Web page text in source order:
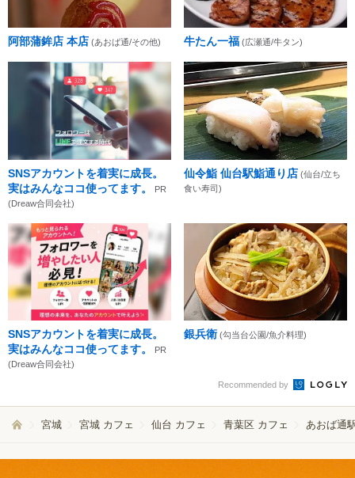
阿部蒲鉾店 本店 (あおば通/その他) 牛たん一福 (広瀬通/牛タン)
SNSアカウントを着実に成長。
実はみんなココ使ってます。
PR
(Dreaw合同会社)
仙令鮨 仙台駅鮨通り店 (仙台/立ち
食い寿司)
SNSアカウントを着実に成長。
実はみんなココ使ってます。
PR
(Dreaw合同会社)
銀兵衛 (勾当台公園/魚介料理)
Recommended by
宮城 宮城 カフェ 仙台 カフェ 青葉区 カフェ あおば通